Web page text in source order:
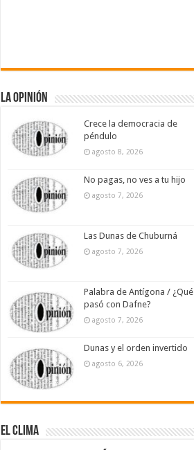
La Opinión
Crece la democracia de
péndulo
agosto 8, 2026
No pagas, no ves a tu hijo
agosto 7, 2026
Las Dunas de Chuburná
agosto 7, 2026
Palabra de Antígona / ¿Qué
pasó con Dafne?
agosto 7, 2026
Dunas y el orden invertido
agosto 6, 2026
El Clima